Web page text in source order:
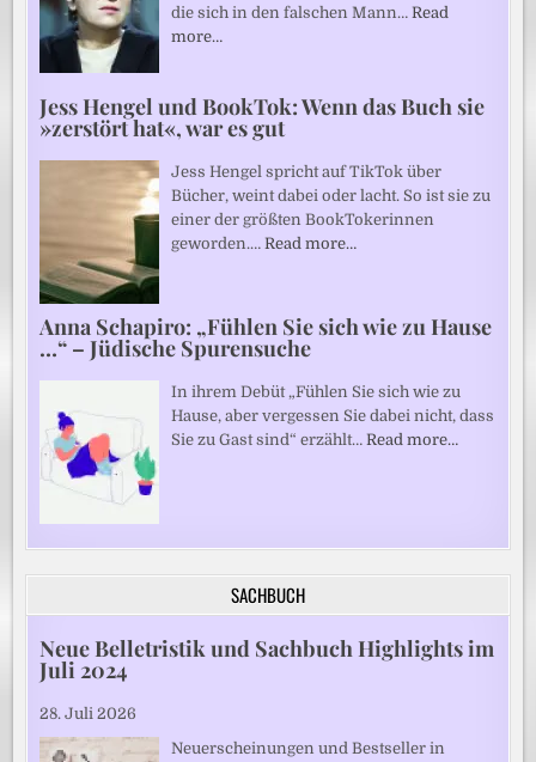
die sich in den falschen Mann…Read
more…
Jess Hengel und BookTok: Wenn das Buch sie
»zerstört hat«, war es gut
Jess Hengel spricht auf TikTok über
Bücher, weint dabei oder lacht. So ist sie zu
einer der größten BookTokerinnen
geworden.…Read more…
Anna Schapiro: „Fühlen Sie sich wie zu Hause
…“ – Jüdische Spurensuche
In ihrem Debüt „Fühlen Sie sich wie zu
Hause, aber vergessen Sie dabei nicht, dass
Sie zu Gast sind“ erzählt…Read more…
SACHBUCH
Neue Belletristik und Sachbuch Highlights im
Juli 2024
28. Juli 2026
Neuerscheinungen und Bestseller in